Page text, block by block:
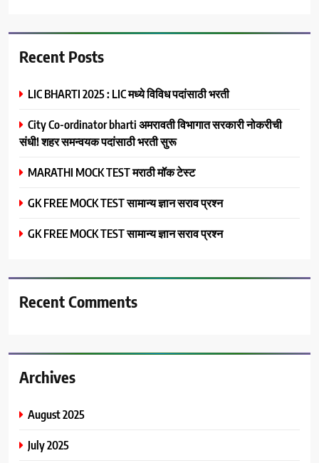
Recent Posts
LIC BHARTI 2025 : LIC मध्ये विविध पदांसाठी भरती
City Co-ordinator bharti अमरावती विभागात सरकारी नोकरीची
संधी! शहर समन्वयक पदांसाठी भरती सुरू
MARATHI MOCK TEST मराठी मॉक टेस्ट
GK FREE MOCK TEST सामान्य ज्ञान सराव प्रश्न
GK FREE MOCK TEST सामान्य ज्ञान सराव प्रश्न
Recent Comments
Archives
August 2025
July 2025